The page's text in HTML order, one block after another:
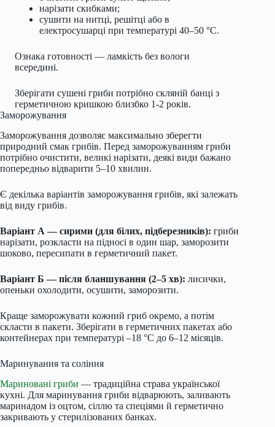
нарізати скибками;
сушити на нитці, решітці або в
електросушарці при температурі 40–50 °C.
Ознака готовності — ламкість без вологи
всередині.
Зберігати сушені гриби потрібно скляній банці з
герметичною кришкою близбко 1-2 років.
Заморожування
Заморожування дозволяє максимально зберегти
природний смак грибів. Перед заморожуванням гриби
потрібно очистити, великі нарізати, деякі види бажано
попередньо відварити 5–10 хвилин.
Є декілька варіантів заморожування грибів, які залежать
від виду грибів.
Варіант А — сирими (для білих, підберезників): гриби
нарізати, розкласти на підносі в один шар, заморозити
шоково, пересипати в герметичний пакет.
Варіант Б — після бланшування (2–5 хв): лисички,
опеньки охолодити, осушити, заморозити.
Краще заморожувати кожний гриб окремо, а потім
скласти в пакети. Зберігати в герметичних пакетах або
контейнерах при температурі –18 °C до 6–12 місяців.
Маринування та соління
Мариновані гриби — традиційна страва української
кухні. Для маринування гриби відварюють, заливають
маринадом із оцтом, сіллю та спеціями й герметично
закривають у стерилізованих банках.